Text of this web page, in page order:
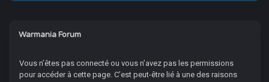
Warmania Forum
Vous n’êtes pas connecté ou vous n’avez pas les permissions
pour accéder à cette page. C’est peut-être lié à une des raisons